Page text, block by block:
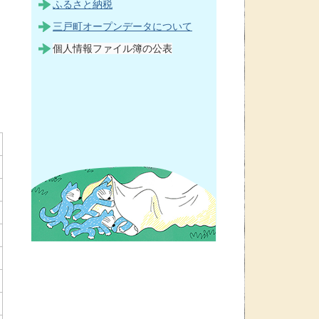
ふるさと納税
三戸町オープンデータについて
個人情報ファイル簿の公表